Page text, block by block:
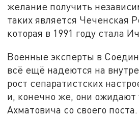
желание получить
таких является Чеченская
которая в 1991 году стала
Военные эксперты в
всё ещё надеются на
рост сепаратистских
и, конечно же, они ожидают
Ахматовича со своего поста.